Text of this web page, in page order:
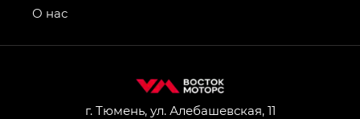
привод — GB AWD, Джи Эль Полный привод —
Джи Икс ПРЕМИУМ — GX PREMIUM, ЛАУНЖ —
LOUNGEг. Тюмень, ул. Алебашевская, 11
О нас